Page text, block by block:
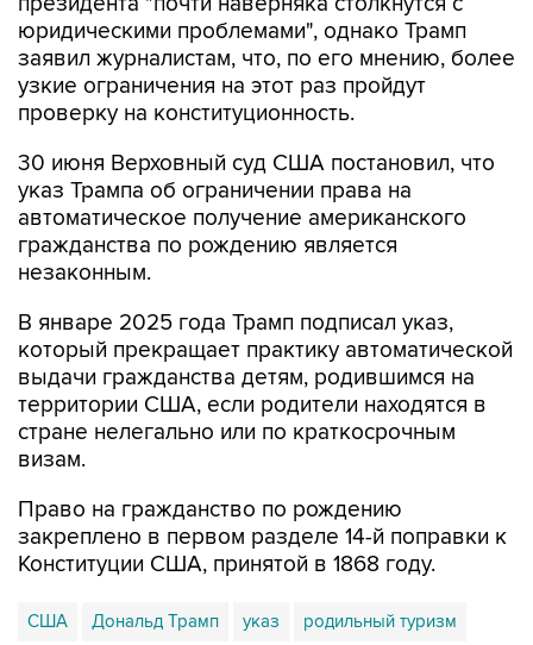
заявил журналистам, что, по его мнению, более
узкие ограничения на этот раз пройдут
проверку на конституционность.
30 июня Верховный суд США постановил, что
автоматическое получение американского
гражданства по рождению является
незаконным.
В январе 2025 года Трамп подписал указ,
выдачи гражданства детям, родившимся на
территории США, если родители находятся в
стране нелегально или по краткосрочным
визам.
Право на гражданство по рождению
Конституции США, принятой в 1868 году.
США Дональд Трамп указ родильный туризм